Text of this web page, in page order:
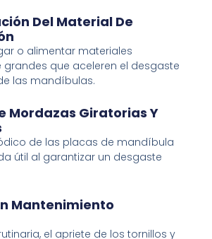
Del Material De
o alimentar materiales
grandes que aceleren el desgaste
las mandíbulas.
Mordazas Giratorias Y
de las placas de mandíbula
útil al garantizar un desgaste
Mantenimiento
el apriete de los tornillos y